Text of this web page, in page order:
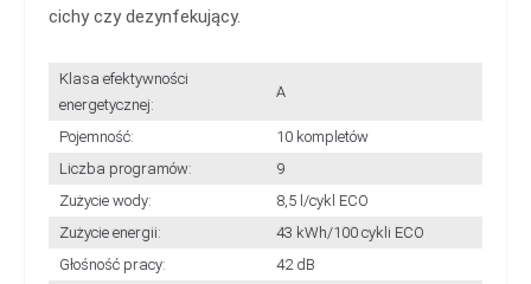
cichy czy dezynfekujący.
Klasa efektywności
energetycznej:
A
Pojemność:
10 kompletów
Liczba programów:
9
Zużycie wody:
8,5 l/cykl ECO
Zużycie energii:
43 kWh/100 cykli ECO
Głośność pracy:
42 dB